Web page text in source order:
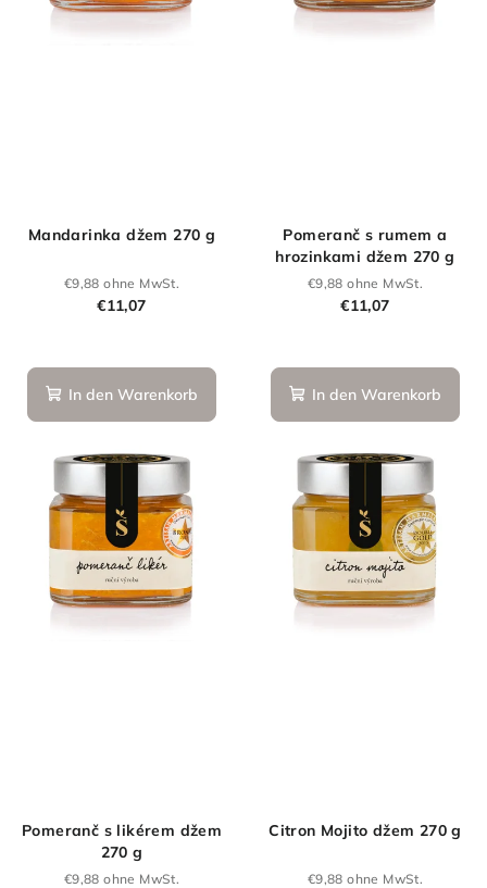
Mandarinka džem 270 g
€9,88 ohne MwSt.
€11,07
durchschnittliche
Produktbewertung
von
Sternen.
In den Warenkorb
Pomeranč s rumem a
hrozinkami džem 270 g
€9,88 ohne MwSt.
€11,07
In den Warenkorb
Pomeranč s likérem džem
270 g
€9,88 ohne MwSt.
Citron Mojito džem 270 g
€9,88 ohne MwSt.